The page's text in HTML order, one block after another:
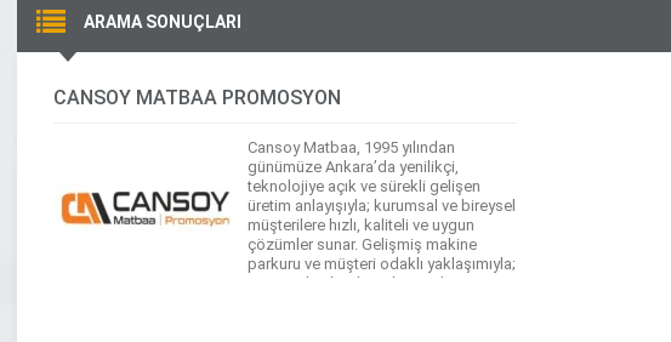
ARAMA SONUÇLARI
CANSOY MATBAA PROMOSYON
Cansoy Matbaa, 1995 yılından
günümüze Ankara’da yenilikçi,
teknolojiye açık ve sürekli gelişen
üretim anlayışıyla; kurumsal ve bireysel
müşterilere hızlı, kaliteli ve uygun
çözümler sunar. Gelişmiş makine
parkuru ve müşteri odaklı yaklaşımıyla;
tasarımdan baskıya, kesimden